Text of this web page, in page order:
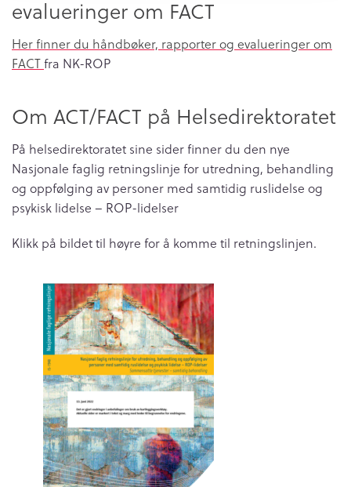
evalueringer om FACT
Her finner du håndbøker, rapporter og evalueringer om
FACTfra NK-ROP
Om ACT/FACT på Helsedirektoratet
På helsedirektoratet sine sider finner du den nye
Nasjonale faglig retningslinje for utredning, behandling
og oppfølging av personer med samtidig ruslidelse og
psykisk lidelse – ROP-lidelser
Klikk på bildet til høyre for å komme til retningslinjen.